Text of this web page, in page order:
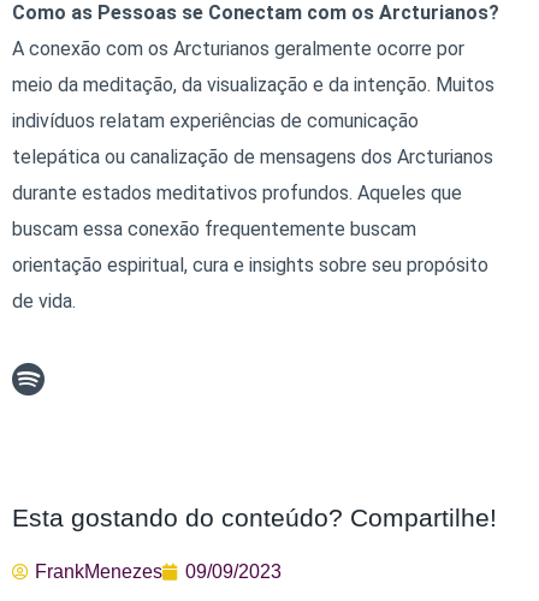
Como as Pessoas se Conectam com os Arcturianos?
A conexão com os Arcturianos geralmente ocorre por
meio da meditação, da visualização e da intenção. Muitos
indivíduos relatam experiências de comunicação
telepática ou canalização de mensagens dos Arcturianos
durante estados meditativos profundos. Aqueles que
buscam essa conexão frequentemente buscam
orientação espiritual, cura e insights sobre seu propósito
de vida.
Esta gostando do conteúdo? Compartilhe!
FrankMenezes 09/09/2023